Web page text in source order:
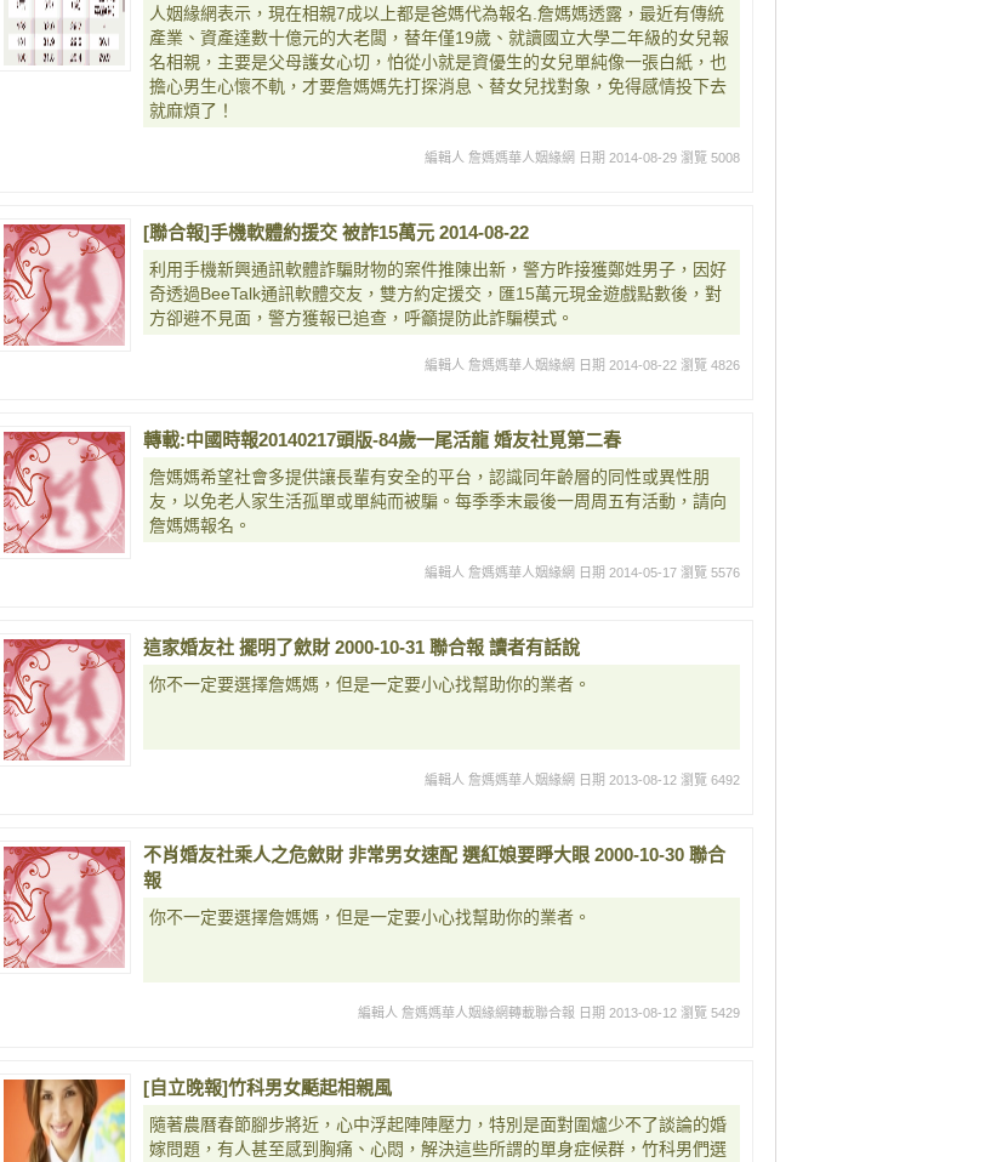
人姻緣網表示，現在相親7成以上都是爸媽代為報名.詹媽媽透露，最近有傳統
產業、資產達數十億元的大老闆，替年僅19歲、就讀國立大學二年級的女兒報
名相親，主要是父母護女心切，怕從小就是資優生的女兒單純像一張白紙，也
擔心男生心懷不軌，才要詹媽媽先打探消息、替女兒找對象，免得感情投下去
就麻煩了！
編輯人 詹媽媽華人姻緣網 日期 2014-08-29 瀏覽 5008
[聯合報]手機軟體約援交 被詐15萬元 2014-08-22
利用手機新興通訊軟體詐騙財物的案件推陳出新，警方昨接獲鄭姓男子，因好
奇透過BeeTalk通訊軟體交友，雙方約定援交，匯15萬元現金遊戲點數後，對
方卻避不見面，警方獲報已追查，呼籲提防此詐騙模式。
編輯人 詹媽媽華人姻緣網 日期 2014-08-22 瀏覽 4826
轉載:中國時報20140217頭版-84歲一尾活龍 婚友社覓第二春
詹媽媽希望社會多提供讓長輩有安全的平台，認識同年齡層的同性或異性朋
友，以免老人家生活孤單或單純而被騙。每季季末最後一周周五有活動，請向
詹媽媽報名。
編輯人 詹媽媽華人姻緣網 日期 2014-05-17 瀏覽 5576
這家婚友社 擺明了歛財 2000-10-31 聯合報 讀者有話說
你不一定要選擇詹媽媽，但是一定要小心找幫助你的業者。
編輯人 詹媽媽華人姻緣網 日期 2013-08-12 瀏覽 6492
不肖婚友社乘人之危歛財 非常男女速配 選紅娘要睜大眼 2000-10-30 聯合
報
你不一定要選擇詹媽媽，但是一定要小心找幫助你的業者。
編輯人 詹媽媽華人姻緣網轉載聯合報 日期 2013-08-12 瀏覽 5429
[自立晚報]竹科男女颳起相親風
隨著農曆春節腳步將近，心中浮起陣陣壓力，特別是面對圍爐少不了談論的婚
嫁問題，有人甚至感到胸痛、心悶，解決這些所謂的單身症候群，竹科男們選